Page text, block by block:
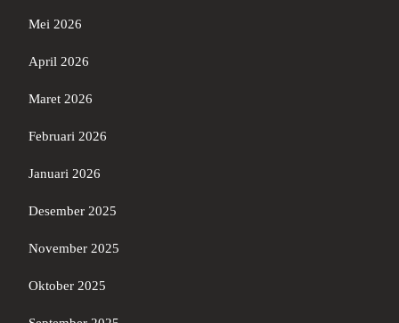
Mei 2026
April 2026
Maret 2026
Februari 2026
Januari 2026
Desember 2025
November 2025
Oktober 2025